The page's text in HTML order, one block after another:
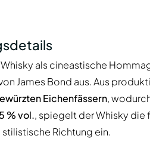
als cineastische
James Bond aus. Aus
Eichenfässern,
% vol., spiegelt der Whisky die
Richtung ein.